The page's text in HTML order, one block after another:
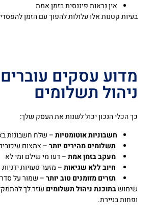
אין נראות פיננסית בזמן אמת
בעיות קטנות אלו עלולות להפוך עם הזמן
מדוע עסקים
ניהול תשלומים
כך הכלי הנכון יכול לשנות את העסק שלך:
חשבוניות אוטומטיות– שלח חשבונות
תשלומים מהירים יותר– צמצום
מעקב בזמן אמת– דעו מי שילם ומי לא
חיוב ללא שגיאות– מזער טעויות ידניות
תזרים מזומנים טוב יותר– שמור על סדר
שימושבתוכנת ניהול תשלומים עוזר לך
ופחות בניירת.